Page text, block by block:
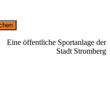
Eine öffentliche Sportanlage der
Stadt Stromberg